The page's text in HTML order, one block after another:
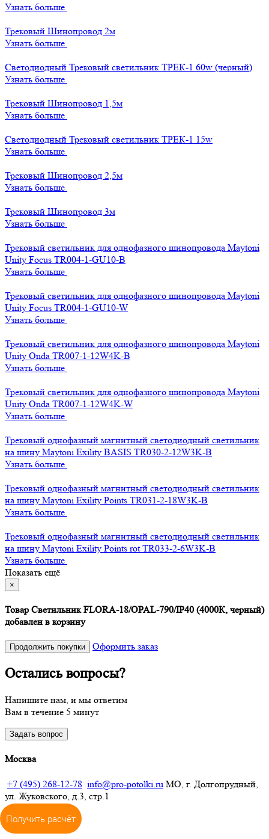
Узнать больше
Трековый Шинопровод 2м
Узнать больше
Светодиодный Трековый светильник ТРЕК-1 60w (черный)
Узнать больше
Трековый Шинопровод 1,5м
Узнать больше
Светодиодный Трековый светильник ТРЕК-1 15w
Узнать больше
Трековый Шинопровод 2,5м
Узнать больше
Трековый Шинопровод 3м
Узнать больше
Трековый светильник для однофазного шинопровода Maytoni
Unity Focus TR004-1-GU10-B
Узнать больше
Трековый светильник для однофазного шинопровода Maytoni
Unity Focus TR004-1-GU10-W
Узнать больше
Трековый светильник для однофазного шинопровода Maytoni
Unity Onda TR007-1-12W4K-B
Узнать больше
Трековый светильник для однофазного шинопровода Maytoni
Unity Onda TR007-1-12W4K-W
Узнать больше
Трековый однофазный магнитный светодиодный светильник
на шину Maytoni Exility BASIS TR030-2-12W3K-B
Узнать больше
Трековый однофазный магнитный светодиодный светильник
на шину Maytoni Exility Points TR031-2-18W3K-B
Узнать больше
Трековый однофазный магнитный светодиодный светильник
на шину Maytoni Exility Points rot TR033-2-6W3K-B
Узнать больше
Показать ещё
×
Товар Светильник FLORA-18/OPAL-790/IP40 (4000К, черный)
добавлен в корзину
Продолжить покупки Оформить заказ
Остались вопросы?
Напишите нам, и мы ответим
Вам в течение 5 минут
Задать вопрос
Москва
+7 (495) 268-12-78 info@pro-potolki.ru МО, г. Долгопрудный,
ул. Жуковского, д.3, стр.1
Санкт-Петербург
Получить расчёт